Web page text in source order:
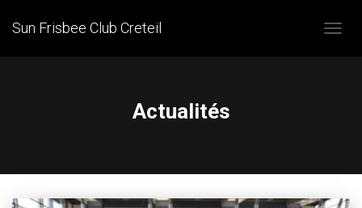
Sun Frisbee Club Creteil
Actualités